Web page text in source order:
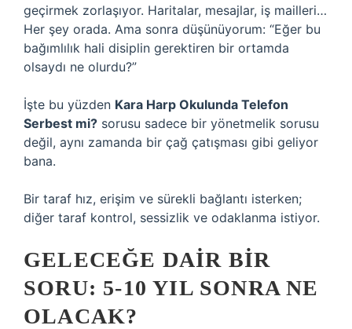
geçirmek zorlaşıyor. Haritalar, mesajlar, iş mailleri…
Her şey orada. Ama sonra düşünüyorum: “Eğer bu
bağımlılık hali disiplin gerektiren bir ortamda
olsaydı ne olurdu?”
İşte bu yüzden Kara Harp Okulunda Telefon
Serbest mi? sorusu sadece bir yönetmelik sorusu
değil, aynı zamanda bir çağ çatışması gibi geliyor
bana.
Bir taraf hız, erişim ve sürekli bağlantı isterken;
diğer taraf kontrol, sessizlik ve odaklanma istiyor.
GELECEĞE DAIR BIR
SORU: 5-10 YIL SONRA NE
OLACAK?